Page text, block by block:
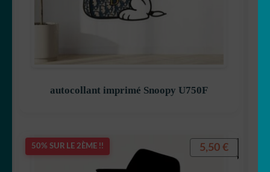
autocollant imprimé Snoopy U750F
50% SUR LE 2ÈME !! 5,50 €